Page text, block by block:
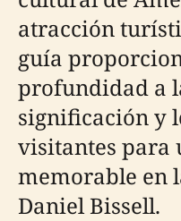
atracción
guía
profundidad a
significación y
visitantes para
memorable en
Daniel Bissell.